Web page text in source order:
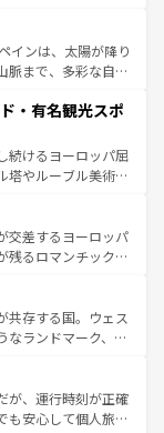
マルフィ海岸の絶
の合間には、本場の
理を堪能することも
い旅をしてみよう！
インは、太陽が降り
脈まで、多彩な自然
ラメンコ、熱気あふ
の一部となってい
気や、バルセロナの
代ローマ遺跡や中世
スペインはその個
する。 なお、新着のスペイン情報は コ
・有名観光スポ
続けるヨーロッパ屈
塔やルーブル美術館
宮殿、歴史的な大
然が、訪れる者を心
の国としても知ら
、プロヴァンスの
しみ方が可能だ。さ
ており、どの街角に
なる文化を体験で
情報はコンテンツ一覧
交差するヨーロッパ
残るロマンチック街
ることがない。ベ
アルプスの絶景、そ
風景は必見。ビール
新着の
てほしい。
共存する国。ウェス
なランドマーク、歴
雅なアフタヌーン
国パブ、サッカー観
豊富。イギリスを旅
が、運行時刻が正確
も安心して個人旅行